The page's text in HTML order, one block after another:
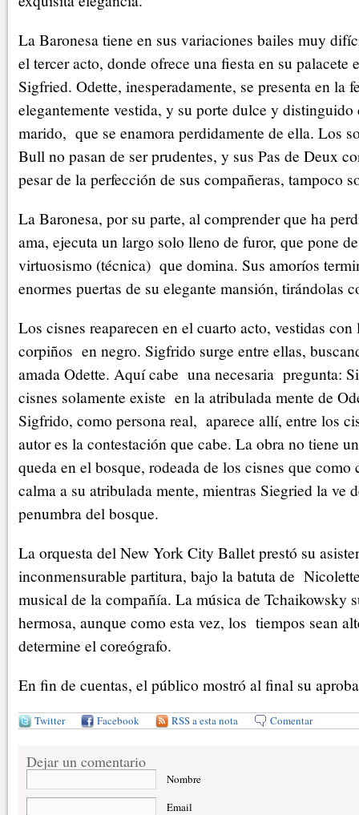
La Baronesa tiene en sus variaciones bailes muy
el tercer acto, donde ofrece una fiesta en su palacete
Sigfried. Odette, inesperadamente, se presenta en la
elegantemente vestida, y su porte dulce y distinguido
marido, que se enamora perdidamente de ella. Los
Bull no pasan de ser prudentes, y sus Pas de Deux
pesar de la perfección de sus compañeras, tampoco
La Baronesa, por su parte, al comprender que ha
ama, ejecuta un largo solo lleno de furor, que pone
virtuosismo (técnica) que domina. Sus amoríos
enormes puertas de su elegante mansión, tirándolas
Los cisnes reaparecen en el cuarto acto, vestidas con
corpiños en negro. Sigfrido surge entre ellas,
amada Odette. Aquí cabe una necesaria pregunta:
cisnes solamente existe en la atribulada mente de
Sigfrido, como persona real, aparece allí, entre los
autor es la contestación que cabe. La obra no tiene
queda en el bosque, rodeada de los cisnes que como
calma a su atribulada mente, mientras Siegried la ve
penumbra del bosque.
La orquesta del New York City Ballet prestó su
inconmensurable partitura, bajo la batuta de
musical de la compañía. La música de Tchaikowsky
hermosa, aunque como esta vez, los tiempos sean
determine el coreógrafo.
En fin de cuentas, el público mostró al final su
Twitter Facebook RSS a esta nota Comentar
Dejar un comentario
Nombre
Email